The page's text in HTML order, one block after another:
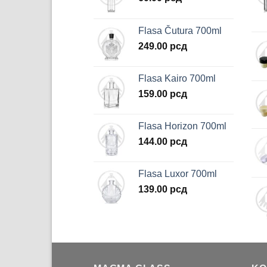
Flasa Čutura 700ml
249.00 рсд
Flasa Kairo 700ml
159.00 рсд
Flasa Horizon 700ml
144.00 рсд
Flasa Luxor 700ml
139.00 рсд